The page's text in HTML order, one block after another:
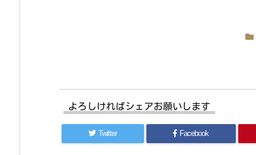
よろしければシェアお願いします
Twitter Facebook